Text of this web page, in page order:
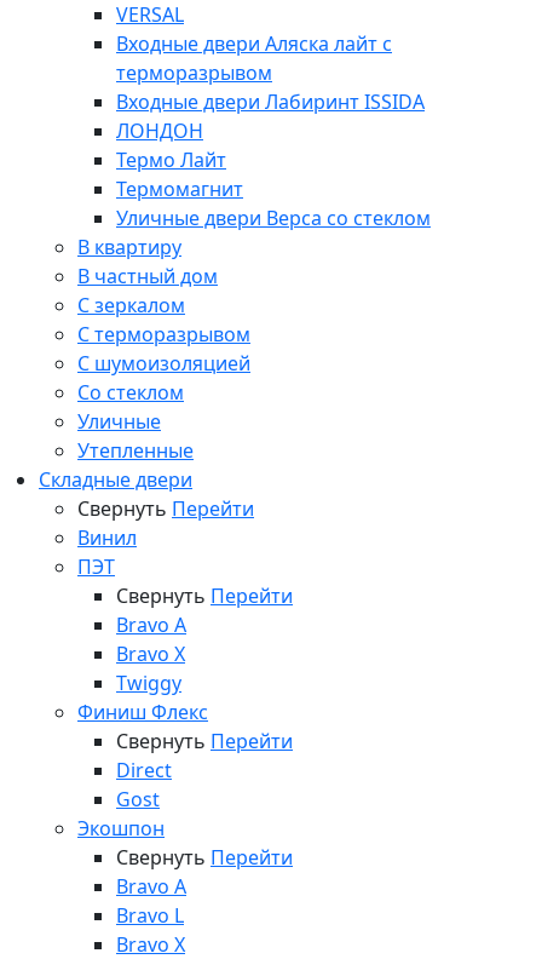
VERSAL
Входные двери Аляска лайт с
терморазрывом
Входные двери Лабиринт ISSIDA
ЛОНДОН
Термо Лайт
Термомагнит
Уличные двери Верса со стеклом
В квартиру
В частный дом
С зеркалом
С терморазрывом
С шумоизоляцией
Со стеклом
Уличные
Утепленные
Складные двери
Свернуть Перейти
Винил
ПЭТ
Свернуть Перейти
Bravo A
Bravo X
Twiggy
Финиш Флекс
Свернуть Перейти
Direct
Gost
Экошпон
Свернуть Перейти
Bravo A
Bravo L
Bravo X